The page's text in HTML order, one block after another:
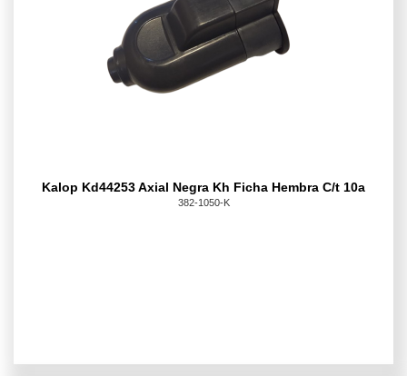
Kalop Kd44253 Axial Negra Kh Ficha Hembra C/t 10a
382-1050-K